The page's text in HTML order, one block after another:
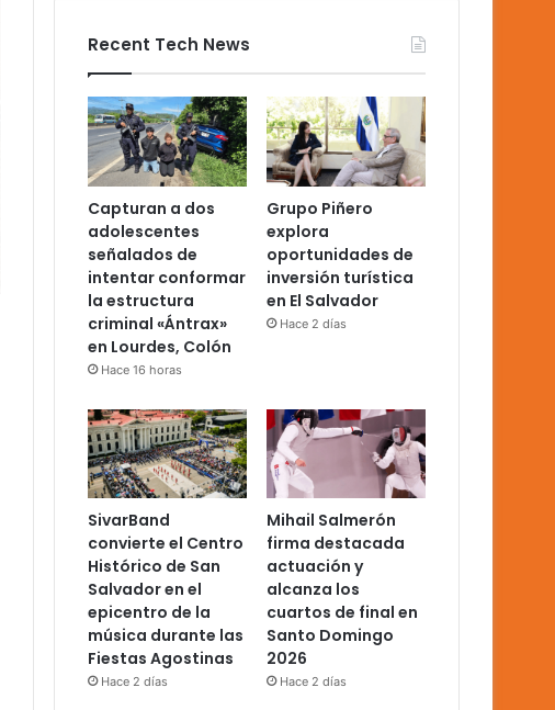
Recent Tech News
Capturan a dos
adolescentes
señalados de
intentar conformar
la estructura
criminal «Ántrax»
en Lourdes, Colón
Hace 16 horas
Grupo Piñero
explora
oportunidades de
inversión turística
en El Salvador
Hace 2 días
SivarBand
convierte el Centro
Histórico de San
Salvador en el
epicentro de la
música durante las
Fiestas Agostinas
Hace 2 días
Mihail Salmerón
firma destacada
actuación y
alcanza los
cuartos de final en
Santo Domingo
2026
Hace 2 días